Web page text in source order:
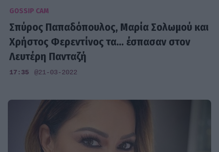
GOSSIP CAM
Σπύρος Παπαδόπουλος, Μαρία Σολωμού και
Χρήστος Φερεντίνος τα... έσπασαν στον
Λευτέρη Πανταζή
17:35 @21-03-2022